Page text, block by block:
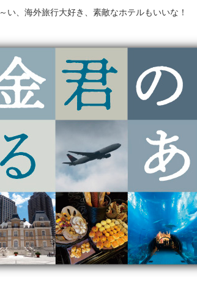
い、海外旅行大好き、素敵なホテルもいいな！